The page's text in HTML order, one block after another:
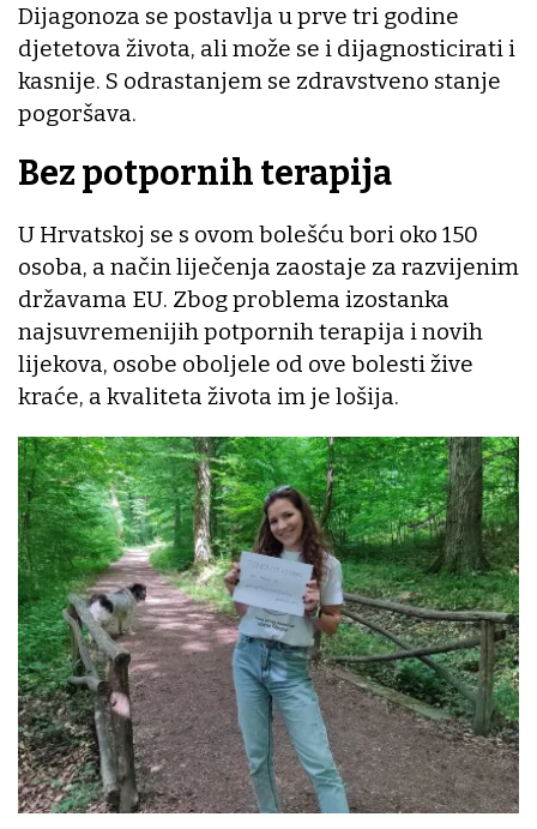
Dijagonoza se postavlja u prve tri godine
djetetova života, ali može se i dijagnosticirati i
kasnije. S odrastanjem se zdravstveno stanje
pogoršava.
Bez potpornih terapija
U Hrvatskoj se s ovom bolešću bori oko 150
osoba, a način liječenja zaostaje za razvijenim
državama EU. Zbog problema izostanka
najsuvremenijih potpornih terapija i novih
lijekova, osobe oboljele od ove bolesti žive
kraće, a kvaliteta života im je lošija.